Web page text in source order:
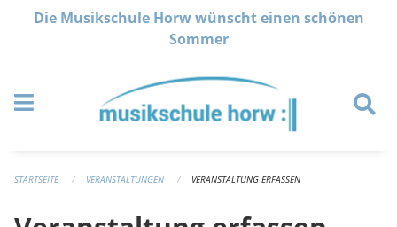
Navigation überspringen
Die Musikschule Horw wünscht einen schönen
Sommer
STARTSEITE VERANSTALTUNGEN VERANSTALTUNG ERFASSEN